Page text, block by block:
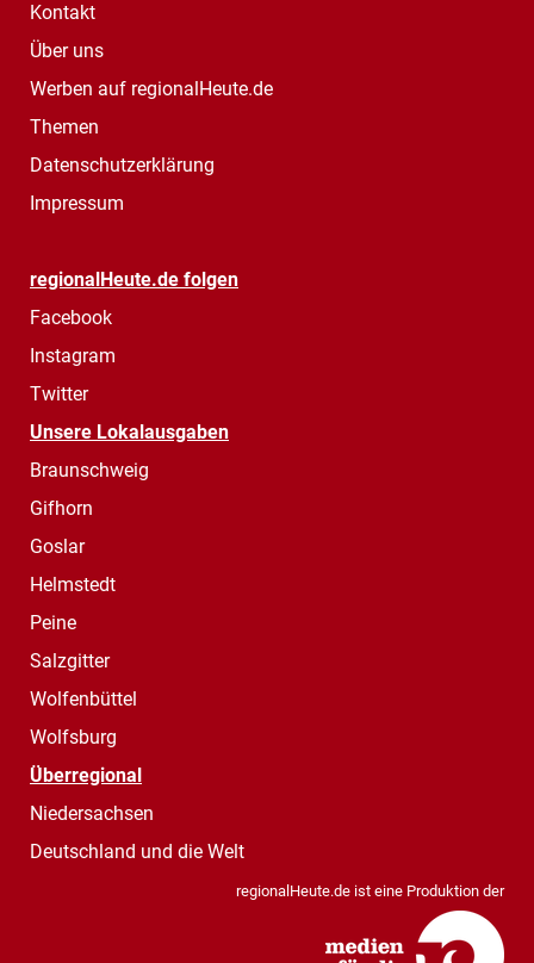
Kontakt
Über uns
Werben auf regionalHeute.de
Themen
Datenschutzerklärung
Impressum
regionalHeute.de folgen
Facebook
Instagram
Twitter
Unsere Lokalausgaben
Braunschweig
Gifhorn
Goslar
Helmstedt
Peine
Salzgitter
Wolfenbüttel
Wolfsburg
Überregional
Niedersachsen
Deutschland und die Welt
regionalHeute.de ist eine Produktion der